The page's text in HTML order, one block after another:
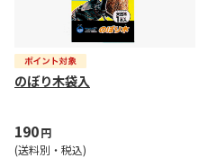
のぼり木袋入
190円
(送料別・税込)